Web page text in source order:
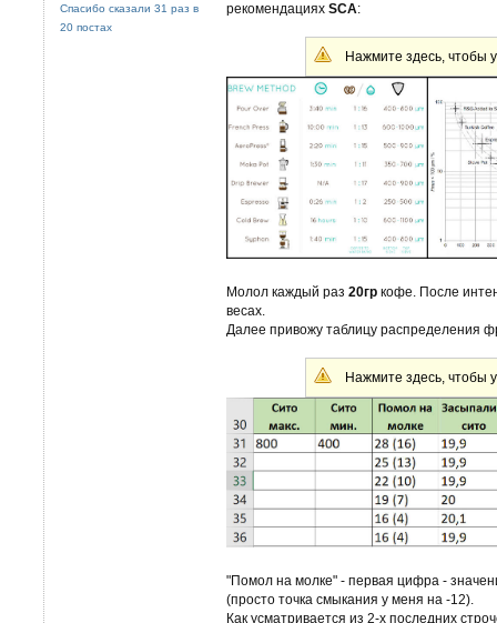
Спасибо сказали 31 раз в
20 постах
рекомендациях SCA:
Нажмите здесь, чтобы
Молол каждый раз 20гр кофе. После
весах.
Далее привожу таблицу распределения
Нажмите здесь, чтобы
"Помол на молке" - первая цифра -
(просто точка смыкания у меня на -12).
Как усматривается из 2-х последних